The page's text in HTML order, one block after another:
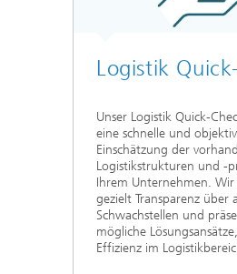
Logistik
Unser Logistik Quick-
eine schnelle und
Einschätzung der
Logistikstrukturen und -
Ihrem Unternehmen. Wir
gezielt Transparenz über
Schwachstellen und
mögliche
Effizienz im